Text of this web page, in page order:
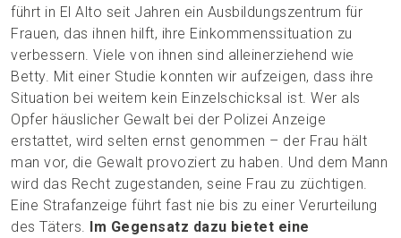
führt in El Alto seit Jahren ein Ausbildungszentrum für
Frauen, das ihnen hilft, ihre Einkommenssituation zu
verbessern. Viele von ihnen sind alleinerziehend wie
Betty. Mit einer Studie konnten wir aufzeigen, dass ihre
Situation bei weitem kein Einzelschicksal ist. Wer als
Opfer häuslicher Gewalt bei der Polizei Anzeige
erstattet, wird selten ernst genommen – der Frau hält
man vor, die Gewalt provoziert zu haben. Und dem Mann
wird das Recht zugestanden, seine Frau zu züchtigen.
Eine Strafanzeige führt fast nie bis zu einer Verurteilung
des Täters. Im Gegensatz dazu bietet eine